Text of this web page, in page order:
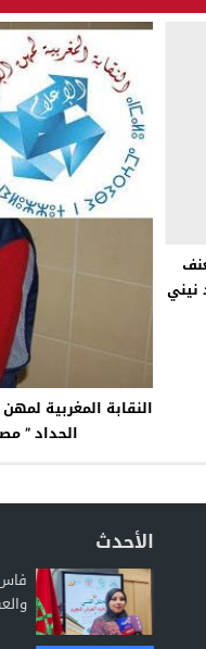
نيني
النقابة المغربية
الحداد ”
الأحدث